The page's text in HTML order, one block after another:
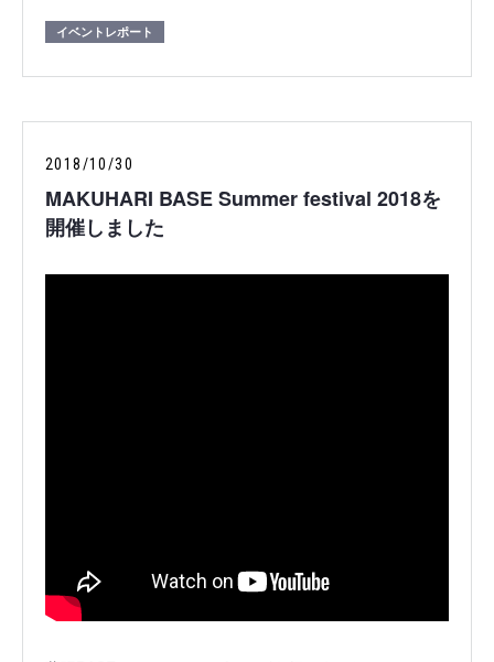
イベントレポート
2018/10/30
MAKUHARI BASE Summer festival 2018を
開催しました